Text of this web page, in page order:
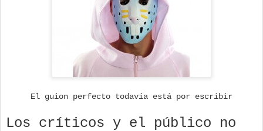
El guion perfecto todavía está por escribir
Los críticos y el público no